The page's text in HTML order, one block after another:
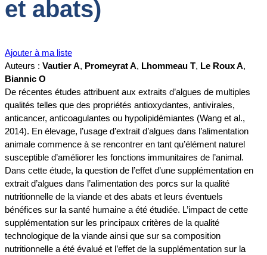
et abats)
Ajouter à ma liste
Auteurs : Vautier A, Promeyrat A, Lhommeau T, Le Roux A,
Biannic O
De récentes études attribuent aux extraits d’algues de multiples
qualités telles que des propriétés antioxydantes, antivirales,
anticancer, anticoagulantes ou hypolipidémiantes (Wang et al.,
2014). En élevage, l’usage d’extrait d’algues dans l’alimentation
animale commence à se rencontrer en tant qu’élément naturel
susceptible d’améliorer les fonctions immunitaires de l’animal.
Dans cette étude, la question de l’effet d’une supplémentation en
extrait d’algues dans l’alimentation des porcs sur la qualité
nutritionnelle de la viande et des abats et leurs éventuels
bénéfices sur la santé humaine a été étudiée. L’impact de cette
supplémentation sur les principaux critères de la qualité
technologique de la viande ainsi que sur sa composition
nutritionnelle a été évalué et l’effet de la supplémentation sur la